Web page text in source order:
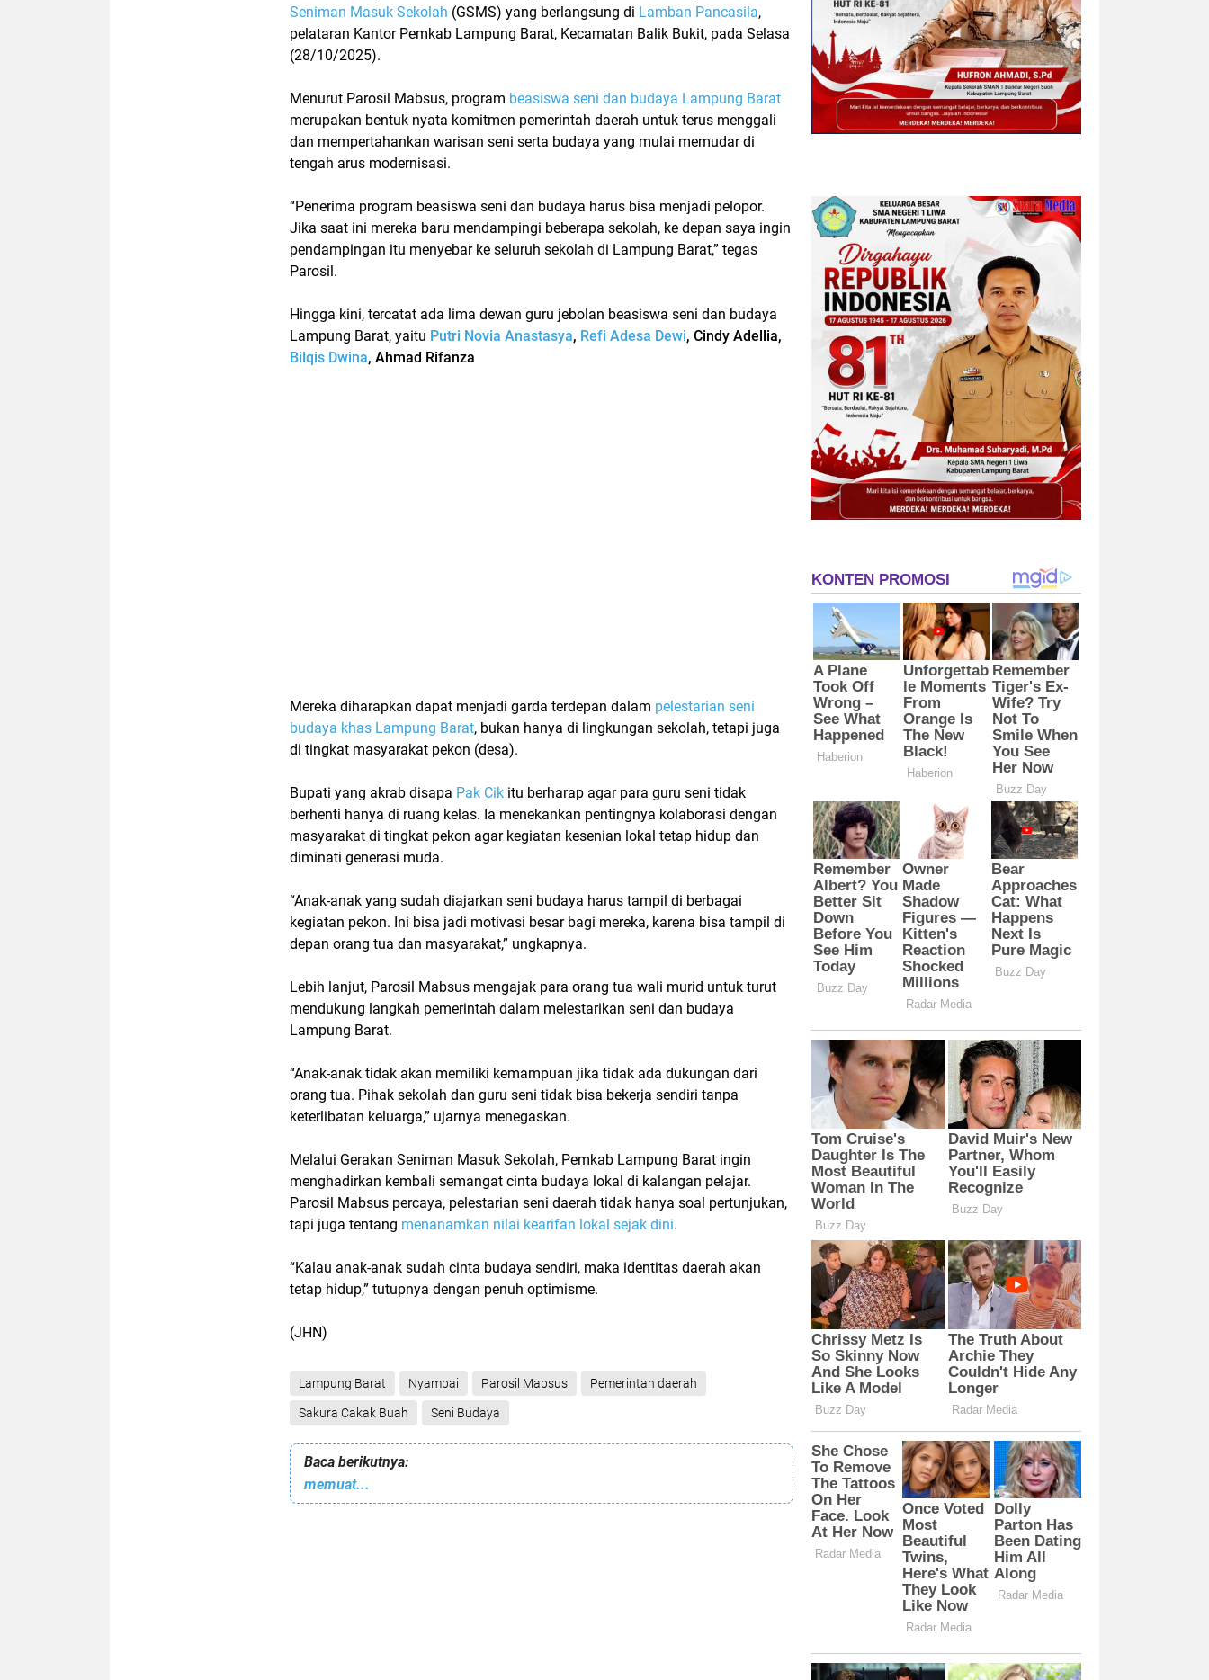
Seniman Masuk Sekolah (GSMS) yang berlangsung di Lamban Pancasila,
pelataran Kantor Pemkab Lampung Barat, Kecamatan Balik Bukit, pada Selasa
(28/10/2025).
Menurut Parosil Mabsus, program beasiswa seni dan budaya Lampung Barat
merupakan bentuk nyata komitmen pemerintah daerah untuk terus menggali
dan mempertahankan warisan seni serta budaya yang mulai memudar di
tengah arus modernisasi.
“Penerima program beasiswa seni dan budaya harus bisa menjadi pelopor.
Jika saat ini mereka baru mendampingi beberapa sekolah, ke depan saya ingin
pendampingan itu menyebar ke seluruh sekolah di Lampung Barat,” tegas
Parosil.
Hingga kini, tercatat ada lima dewan guru jebolan beasiswa seni dan budaya
Lampung Barat, yaitu Putri Novia Anastasya, Refi Adesa Dewi, Cindy Adellia,
Bilqis Dwina, Ahmad Rifanza
Mereka diharapkan dapat menjadi garda terdepan dalam pelestarian seni
budaya khas Lampung Barat, bukan hanya di lingkungan sekolah, tetapi juga
di tingkat masyarakat pekon (desa).
Bupati yang akrab disapa Pak Cik itu berharap agar para guru seni tidak
berhenti hanya di ruang kelas. Ia menekankan pentingnya kolaborasi dengan
masyarakat di tingkat pekon agar kegiatan kesenian lokal tetap hidup dan
diminati generasi muda.
“Anak-anak yang sudah diajarkan seni budaya harus tampil di berbagai
kegiatan pekon. Ini bisa jadi motivasi besar bagi mereka, karena bisa tampil di
depan orang tua dan masyarakat,” ungkapnya.
Lebih lanjut, Parosil Mabsus mengajak para orang tua wali murid untuk turut
mendukung langkah pemerintah dalam melestarikan seni dan budaya
Lampung Barat.
“Anak-anak tidak akan memiliki kemampuan jika tidak ada dukungan dari
orang tua. Pihak sekolah dan guru seni tidak bisa bekerja sendiri tanpa
keterlibatan keluarga,” ujarnya menegaskan.
Melalui Gerakan Seniman Masuk Sekolah, Pemkab Lampung Barat ingin
menghadirkan kembali semangat cinta budaya lokal di kalangan pelajar.
Parosil Mabsus percaya, pelestarian seni daerah tidak hanya soal pertunjukan,
tapi juga tentang menanamkan nilai kearifan lokal sejak dini.
“Kalau anak-anak sudah cinta budaya sendiri, maka identitas daerah akan
tetap hidup,” tutupnya dengan penuh optimisme.
(JHN)
Lampung Barat Nyambai Parosil Mabsus Pemerintah daerah
Sakura Cakak Buah Seni Budaya
Baca berikutnya:
memuat...